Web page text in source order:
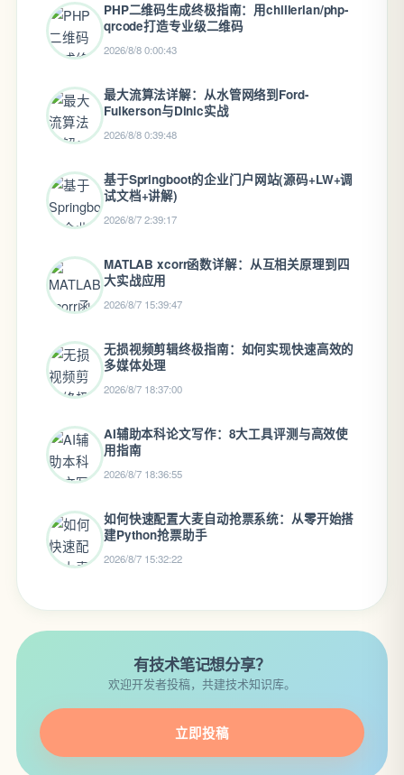
PHP二维码生成终极指南：用chillerlan/php-
qrcode打造专业级二维码
2026/8/8 0:00:43
最大流算法详解：从水管网络到Ford-
Fulkerson与Dinic实战
2026/8/8 0:39:48
基于Springboot的企业门户网站(源码+LW+调
试文档+讲解)
2026/8/7 2:39:17
MATLAB xcorr函数详解：从互相关原理到四
大实战应用
2026/8/7 15:39:47
无损视频剪辑终极指南：如何实现快速高效的
多媒体处理
2026/8/7 18:37:00
AI辅助本科论文写作：8大工具评测与高效使
用指南
2026/8/7 18:36:55
如何快速配置大麦自动抢票系统：从零开始搭
建Python抢票助手
2026/8/7 15:32:22
有技术笔记想分享？
欢迎开发者投稿，共建技术知识库。
立即投稿